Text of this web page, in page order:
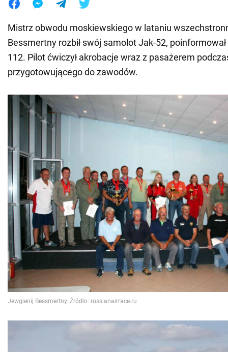
Mistrz obwodu moskiewskiego w lataniu
Bessmertny rozbił swój samolot Jak-52, poinformował
112. Pilot ćwiczył akrobacje wraz z pasażerem
przygotowującego do zawodów.